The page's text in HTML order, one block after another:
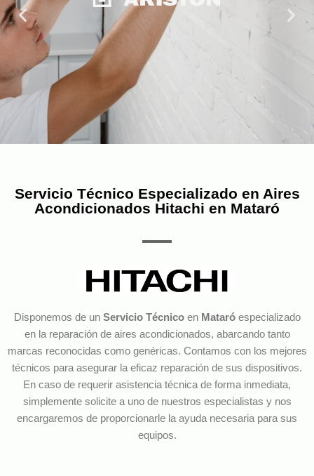
Servicio Técnico Especializado en Aires
Acondicionados Hitachi en Mataró
Disponemos de un Servicio TécnicoenMataróespecializado
en la reparación de aires acondicionados, abarcando tanto
marcas reconocidas como genéricas. Contamos con los mejores
técnicos para asegurar la eficaz reparación de sus dispositivos.
En caso de requerir asistencia técnica de forma inmediata,
simplemente solicite a uno de nuestros especialistas y nos
encargaremos de proporcionarle la ayuda necesaria para sus
equipos.